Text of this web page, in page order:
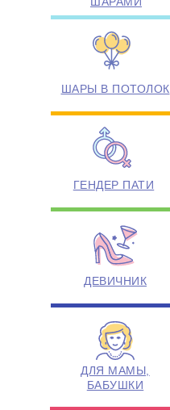
ШАРЫ В ПОТОЛОК
ГЕНДЕР ПАТИ
ДЕВИЧНИК
ДЛЯ МАМЫ,
БАБУШКИ